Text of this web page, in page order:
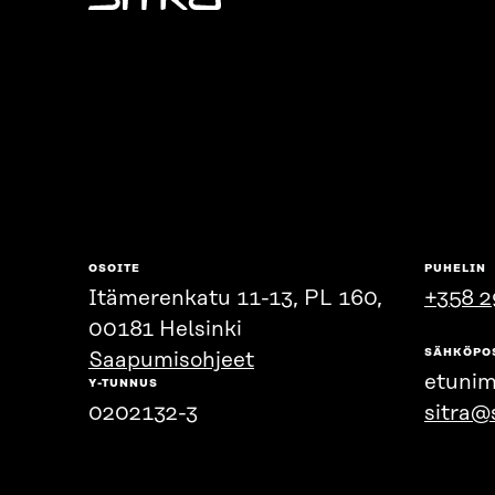
Sitra
OSOITE
Itämerenkatu 11-13, PL 160,
00181 Helsinki
Saapumisohjeet
Y-TUNNUS
0202132-3
PUHELIN
+358